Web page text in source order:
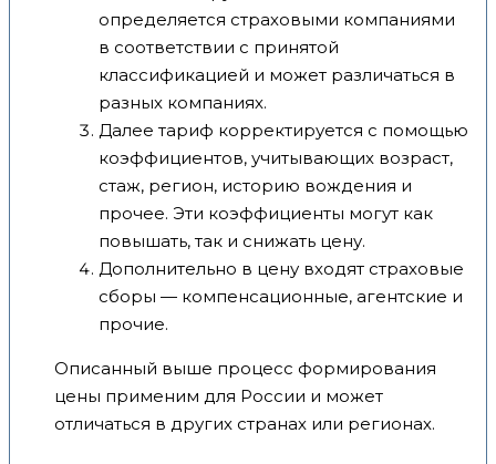
определяется страховыми компаниями
в соответствии с принятой
классификацией и может различаться в
разных компаниях.
Далее тариф корректируется с помощью
коэффициентов, учитывающих возраст,
стаж, регион, историю вождения и
прочее. Эти коэффициенты могут как
повышать, так и снижать цену.
Дополнительно в цену входят страховые
сборы — компенсационные, агентские и
прочие.
Описанный выше процесс формирования
цены применим для России и может
отличаться в других странах или регионах.